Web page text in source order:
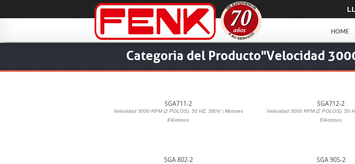
HOME
Categoria del Producto"Velocidad
SGA711-2
Velocidad 3000 RPM (2 POLOS), 50 HZ, 380V| Motores
Eléctricos
SGA712-2
Velocidad 3000 RPM (2 POLOS), 50
Eléctricos
SGA 802-2 SGA 90S-2